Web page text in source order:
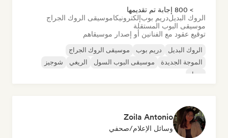
> 800 إجابة تم تقديمها
الروك البديلدريم بوبإلكترونيكاموسيقى الروك الجراج
موسيقى البوب المستقلة
توقيع عقود مع الفنانين أو إصدار موسيقاهم
الروك البديل دريم بوب
موسيقى الروك الجراج
الموجة الجديدة
موسيقى البوب السول الريغي
شوجيز
سول
Zoila Antonio
وسائل الإعلام/صحفي